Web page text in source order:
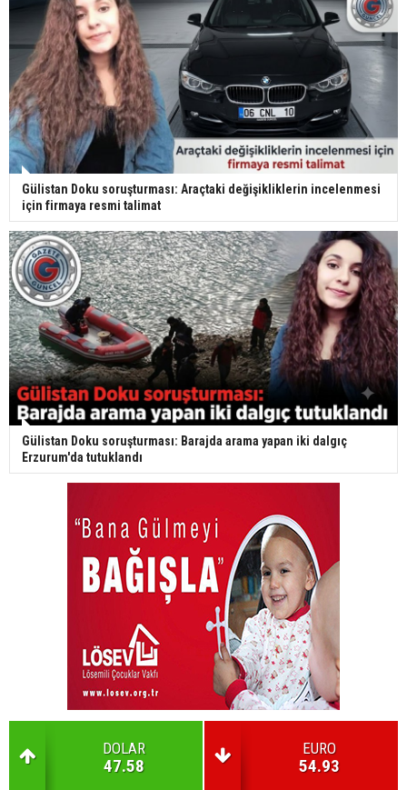
Gülistan Doku soruşturması: Araçtaki değişikliklerin incelenmesi
için firmaya resmi talimat
Gülistan Doku soruşturması: Barajda arama yapan iki dalgıç
Erzurum'da tutuklandı
DOLAR
47.58
EURO
54.93